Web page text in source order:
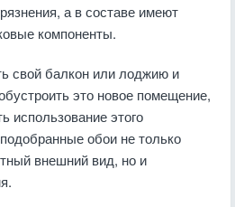
а в составе имеют
компоненты.
свой балкон или лоджию и
это новое помещение,
использование этого
обои не только
внешний вид, но и